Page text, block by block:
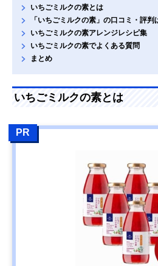
いちごミルクの素とは
「いちごミルクの素」の口コミ・評判
いちごミルクの素アレンジレシピ集
いちごミルクの素でよくある質問
まとめ
いちごミルクの素とは
PR